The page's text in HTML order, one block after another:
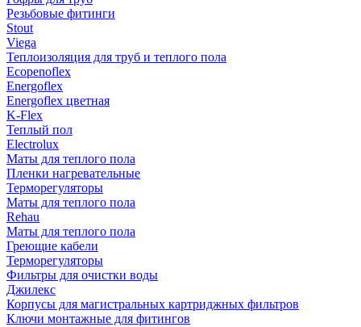
Резьбовые фитинги
Stout
Viega
Теплоизоляция для труб и теплого пола
Ecopenoflex
Energoflex
Energoflex цветная
K-Flex
Теплый пол
Electrolux
Маты для теплого пола
Пленки нагревательные
Терморегуляторы
Маты для теплого пола
Rehau
Маты для теплого пола
Греющие кабели
Терморегуляторы
Фильтры для очистки воды
Джилекс
Корпусы для магистральных картриджных фильтров
Ключи монтажные для фитингов